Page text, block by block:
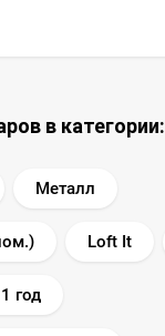
в категории:
Металл
Loft It
1 год